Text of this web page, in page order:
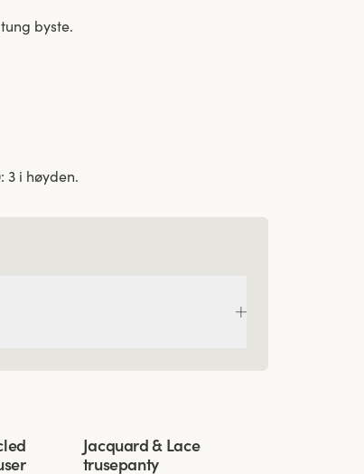
byste.
3 i høyden.
Viewing image 1 of 3
4 for 3
Jacquard & Lace
trusepanty